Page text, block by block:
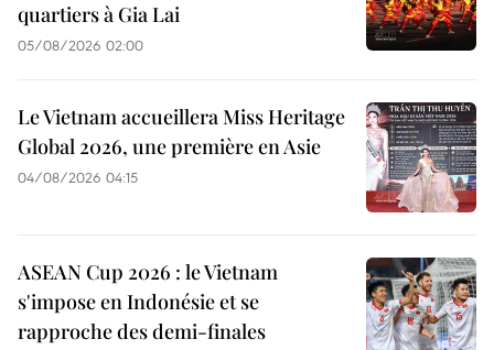
quartiers à Gia Lai
05/08/2026 02:00
Le Vietnam accueillera Miss Heritage
Global 2026, une première en Asie
04/08/2026 04:15
ASEAN Cup 2026 : le Vietnam
s'impose en Indonésie et se
rapproche des demi-finales